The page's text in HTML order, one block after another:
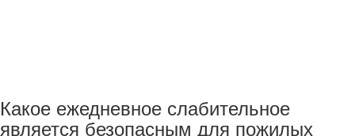
Какое ежедневное слабительное
является безопасным для пожилых